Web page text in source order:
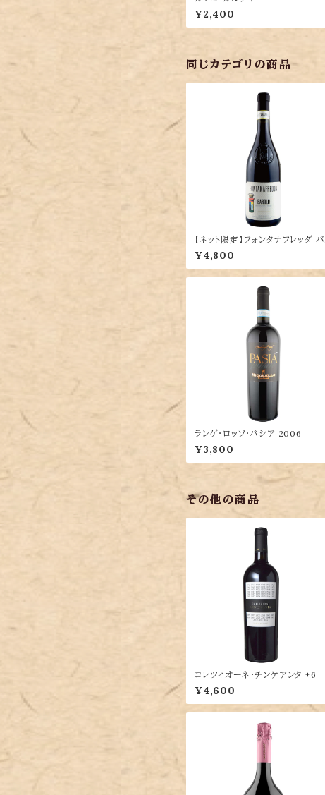
¥2,400
同じカテゴリの商品
【ネット限定】フォンタナフレッダ バ
ローロ
¥4,800
ランゲ・ロッソ・パシア 2006
¥3,800
その他の商品
コレツィオーネ・チンケアンタ +6
¥4,600